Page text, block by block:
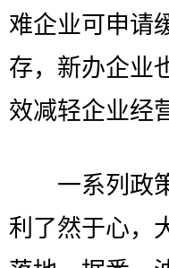
难企业可申请
存，新办企业
效减轻企业经
一系列政策
利了然于心，